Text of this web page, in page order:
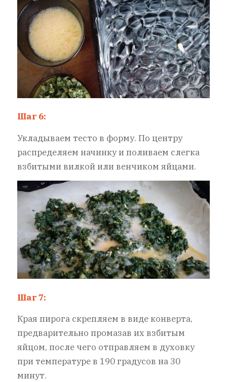
Шаг 6:
Укладываем тесто в форму. По центру
распределяем начинку и поливаем слегка
взбитыми вилкой или венчиком яйцами.
Шаг 7:
Края пирога скрепляем в виде конверта,
предварительно промазав их взбитым
яйцом, после чего отправляем в духовку
при температуре в 190 градусов на 30
минут.